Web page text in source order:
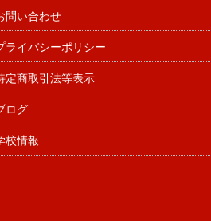
問い合わせ
ライバシーポリシー
定商取引法等表示
ログ
校情報